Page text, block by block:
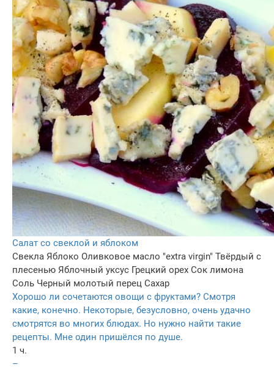
Салат со свеклой и яблоком
Свекла Яблоко Оливковое масло "extra virgin" Твёрдый с
плесенью Яблочный уксус Грецкий орех Сок лимона
Соль Черный молотый перец Сахар
Хорошо ли сочетаются овощи с фруктами? Смотря
какие, конечно. Некоторые, безусловно, очень удачно
смотрятся во многих блюдах. Но нужно найти такие
рецепты. Мне один пришёлся по душе.
1 ч.
–